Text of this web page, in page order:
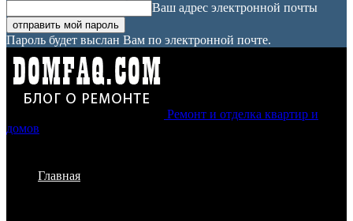
Ваш адрес электронной почты
Пароль будет выслан Вам по электронной почте.
Ремонт и отделка квартир и
домов
Главная